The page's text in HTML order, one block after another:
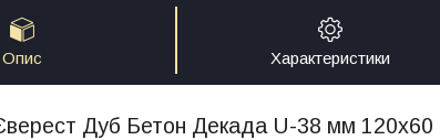
Опис Характеристики
Дуб Бетон Декада U-38 мм